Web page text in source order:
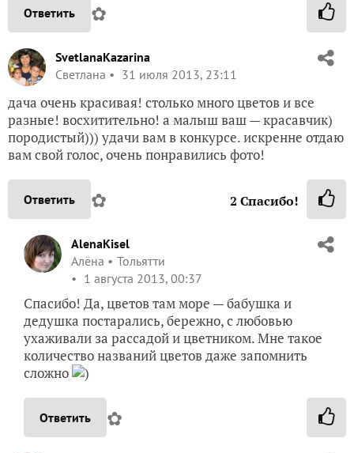
Ответить ✿
SvetlanaKazarina
Светлана
31 июля 2013, 23:11
дача очень красивая! столько много цветов и все
разные! восхитительно! а малыш ваш — красавчик)
породистый))) удачи вам в конкурсе. искренне отдаю
вам свой голос, очень понравились фото!
Ответить ✿ 2 Спасибо!
AlenaKisel
Алёна
Тольятти
1 августа 2013, 00:37
Спасибо! Да, цветов там море — бабушка и
дедушка постарались, бережно, с любовью
ухаживали за рассадой и цветником. Мне такое
количество названий цветов даже запомнить
сложно
)
Ответить ✿